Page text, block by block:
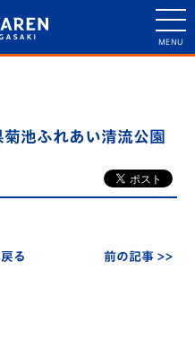
池ふれあい清流公園
る 前の記事 >>